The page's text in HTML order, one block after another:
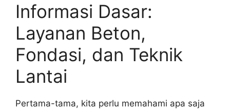
Informasi Dasar:
Layanan Beton,
Fondasi, dan Teknik
Lantai
Pertama-tama, kita perlu memahami apa saja